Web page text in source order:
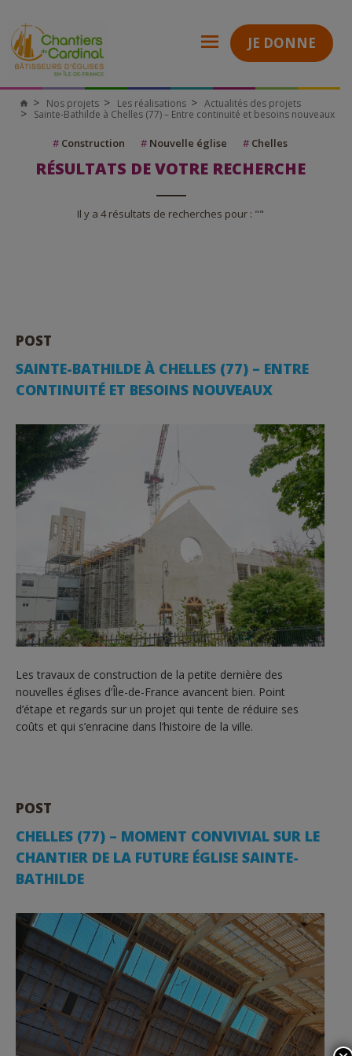
JE DONNE
Nos projets Les réalisations
Actualités des projets
Sainte-Bathilde à Chelles (77) – Entre continuité et besoins nouveaux
# Construction # Nouvelle église # Chelles
RÉSULTATS DE VOTRE RECHERCHE
Il y a 4 résultats de recherches pour : ""
POST
SAINTE-BATHILDE À CHELLES (77) – ENTRE
CONTINUITÉ ET BESOINS NOUVEAUX
Les travaux de construction de la petite dernière des
nouvelles églises d’Île-de-France avancent bien. Point
d’étape et regards sur un projet qui tente de réduire ses
coûts et qui s’enracine dans l’histoire de la ville.
POST
CHELLES (77) – MOMENT CONVIVIAL SUR LE
CHANTIER DE LA FUTURE ÉGLISE SAINTE-
BATHILDE